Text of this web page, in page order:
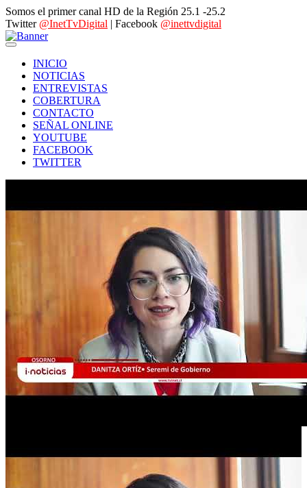
Somos el primer canal HD de la Región 25.1 -25.2
Twitter @InetTvDigital | Facebook @inettvdigital
INICIO
NOTICIAS
ENTREVISTAS
COBERTURA
CONTACTO
SEÑAL ONLINE
YOUTUBE
FACEBOOK
TWITTER